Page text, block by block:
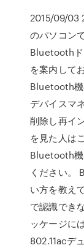
2015/09/03
のパソコン
Bluetoothド
を案内して
Bluetooth機
デバイスマ
削除し再イ
を見た人は
Bluetooth機
ください。
い方を教え
で認識でき
ッケージに
802.11acデ